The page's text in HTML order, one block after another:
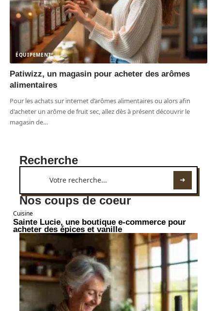
ÉQUIPEMENT
Patiwizz, un magasin pour acheter des arômes
alimentaires
Pour les achats sur internet d’arômes alimentaires ou alors afin
d'acheter un arôme de fruit sec, allez dès à présent découvrir le
magasin de…
Recherche
Nos coups de coeur
Cuisine
Sainte Lucie, une boutique e-commerce pour
acheter des épices et vanille